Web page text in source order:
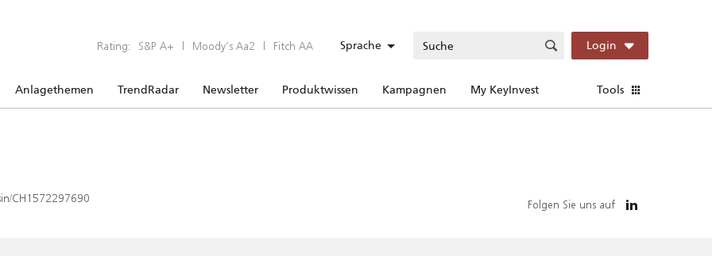
Rating: S&P A+ | Moody’s Aa2 | Fitch AA Sprache Login
Anlagethemen TrendRadar Newsletter Produktwissen Kampagnen My KeyInvest Tools
CH1572297690 Folgen Sie uns auf